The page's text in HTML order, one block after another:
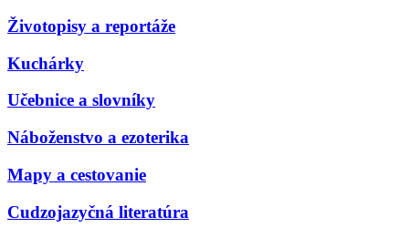
Životopisy a reportáže
Kuchárky
Učebnice a slovníky
Náboženstvo a ezoterika
Mapy a cestovanie
Cudzojazyčná literatúra